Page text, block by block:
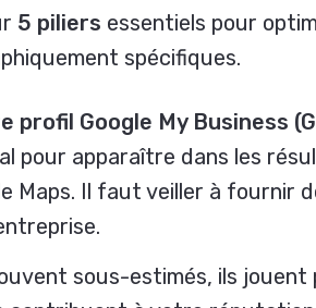
5 piliers essentiels pour
spécifiques.
profil Google My Business
pour apparaître dans les
Maps. Il faut veiller à fournir
sous-estimés, ils